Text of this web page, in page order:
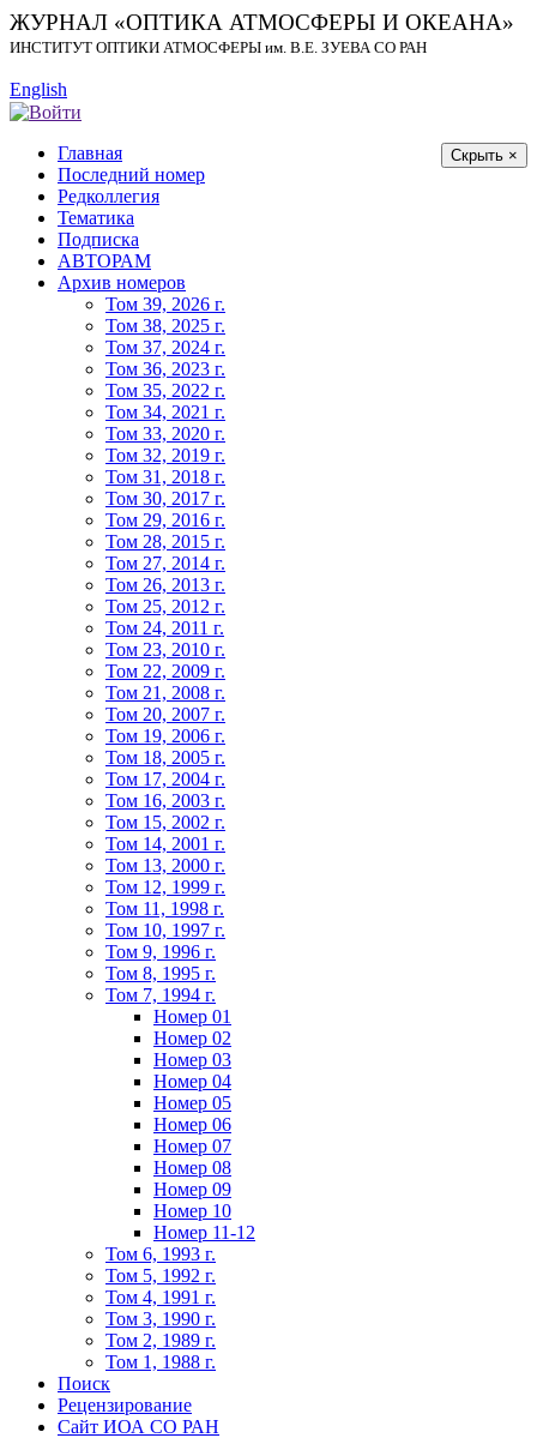
ЖУРНАЛ «ОПТИКА АТМОСФЕРЫ И ОКЕАНА»
ИНСТИТУТ ОПТИКИ АТМОСФЕРЫ им. В.Е. ЗУЕВА СО РАН
English
Скрыть ×
Главная
Последний номер
Редколлегия
Тематика
Подписка
АВТОРАМ
Архив номеров
Том 39, 2026 г.
Том 38, 2025 г.
Том 37, 2024 г.
Том 36, 2023 г.
Том 35, 2022 г.
Том 34, 2021 г.
Том 33, 2020 г.
Том 32, 2019 г.
Том 31, 2018 г.
Том 30, 2017 г.
Том 29, 2016 г.
Том 28, 2015 г.
Том 27, 2014 г.
Том 26, 2013 г.
Том 25, 2012 г.
Том 24, 2011 г.
Том 23, 2010 г.
Том 22, 2009 г.
Том 21, 2008 г.
Том 20, 2007 г.
Том 19, 2006 г.
Том 18, 2005 г.
Том 17, 2004 г.
Том 16, 2003 г.
Том 15, 2002 г.
Том 14, 2001 г.
Том 13, 2000 г.
Том 12, 1999 г.
Том 11, 1998 г.
Том 10, 1997 г.
Том 9, 1996 г.
Том 8, 1995 г.
Том 7, 1994 г.
Номер 01
Номер 02
Номер 03
Номер 04
Номер 05
Номер 06
Номер 07
Номер 08
Номер 09
Номер 10
Номер 11-12
Том 6, 1993 г.
Том 5, 1992 г.
Том 4, 1991 г.
Том 3, 1990 г.
Том 2, 1989 г.
Том 1, 1988 г.
Поиск
Рецензирование
Сайт ИОА СО РАН